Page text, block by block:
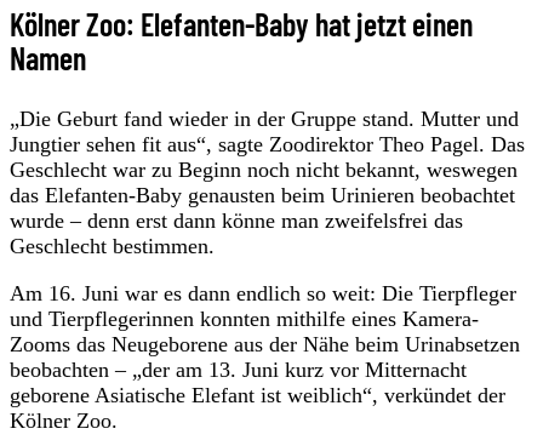
Kölner Zoo: Elefanten-Baby hat jetzt einen
Namen
„Die Geburt fand wieder in der Gruppe stand. Mutter und
Jungtier sehen fit aus“, sagte Zoodirektor Theo Pagel. Das
Geschlecht war zu Beginn noch nicht bekannt, weswegen
das Elefanten-Baby genausten beim Urinieren beobachtet
wurde – denn erst dann könne man zweifelsfrei das
Geschlecht bestimmen.
Am 16. Juni war es dann endlich so weit: Die Tierpfleger
und Tierpflegerinnen konnten mithilfe eines Kamera-
Zooms das Neugeborene aus der Nähe beim Urinabsetzen
beobachten – „der am 13. Juni kurz vor Mitternacht
geborene Asiatische Elefant ist weiblich“, verkündet der
Kölner Zoo.